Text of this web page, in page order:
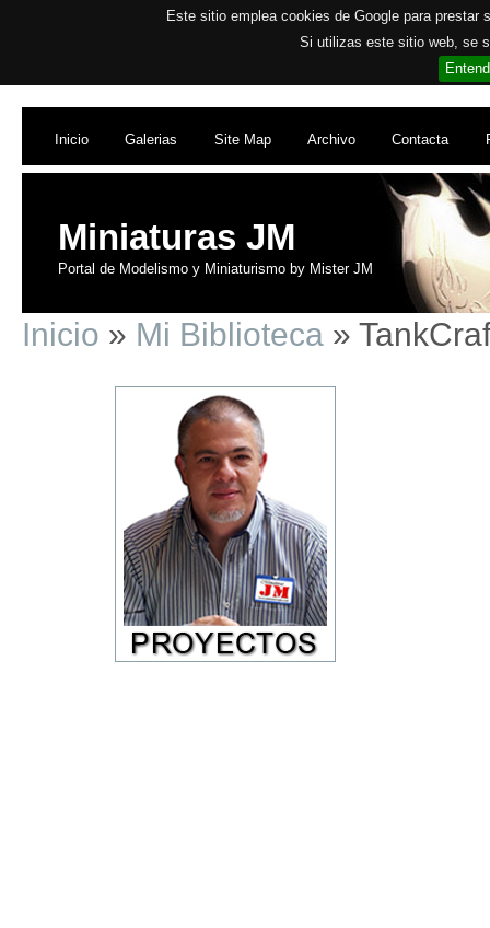
Este sitio emplea cookies de Google para
Si utilizas este sitio web, se
Inicio Galerias Site Map Archivo Contacta
Miniaturas JM
Portal de Modelismo y Miniaturismo by Mister JM
Inicio » Mi Biblioteca »